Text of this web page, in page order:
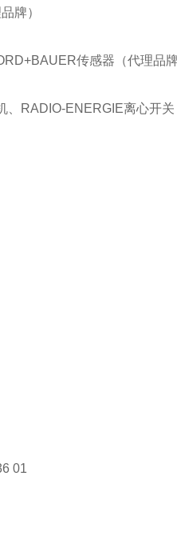
牌）
传感器（代理品牌
RADIO-ENERGIE离心开关
01